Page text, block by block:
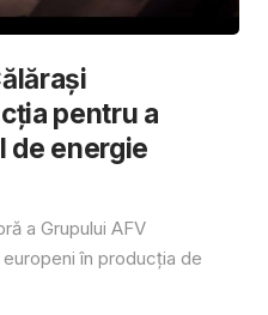
pentru a
de energie
a Grupului AFV
în producția de